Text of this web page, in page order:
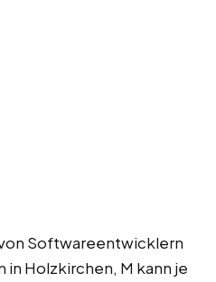
Softwareentwicklern
Holzkirchen, M kann je